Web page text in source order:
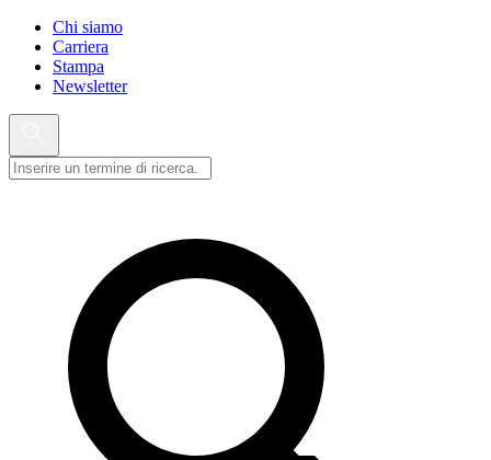
Chi siamo
Carriera
Stampa
Newsletter